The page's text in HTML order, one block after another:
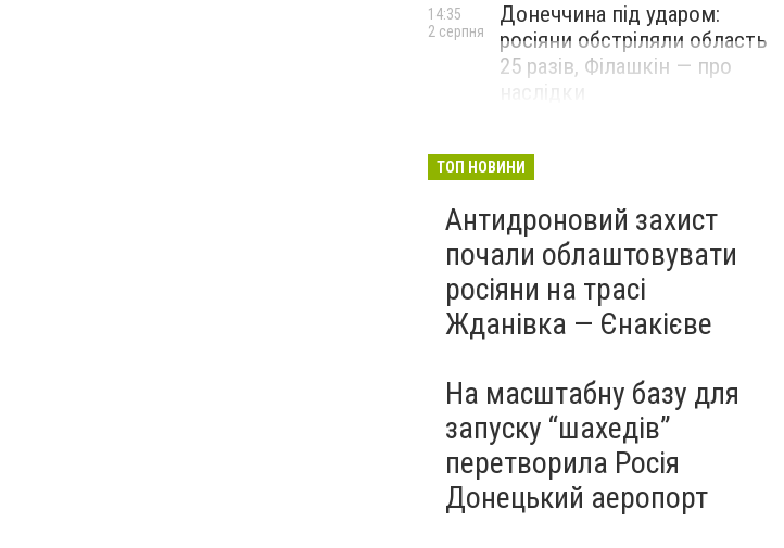
Донеччина під ударом:
росіяни обстріляли область
25 разів, Філашкін — про
14:35
2 серпня
ТОП НОВИНИ
Антидроновий захист
почали облаштовувати
росіяни на трасі
Жданівка — Єнакієве
На масштабну базу для
запуску “шахедів”
перетворила Росія
Донецький аеропорт